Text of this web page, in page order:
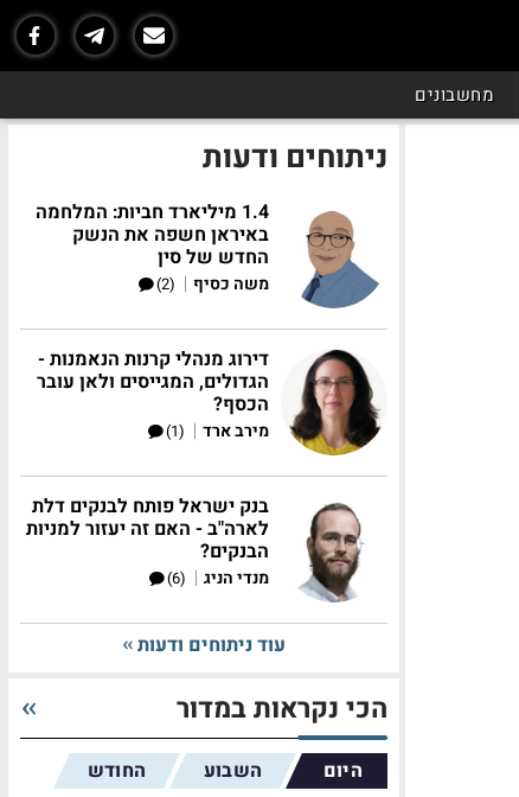
מחשבונים
ניתוחים ודעות
1.4 מיליארד חביות: המלחמה
באיראן חשפה את הנשק
החדש של סין
משה כסיף |
(2)
דירוג מנהלי קרנות הנאמנות -
הגדולים, המגייסים ולאן עובר
הכסף?
מירב ארד |
(1)
בנק ישראל פותח לבנקים דלת
לארה"ב - האם זה יעזור למניות
הבנקים?
מנדי הניג |
(6)
עוד ניתוחים ודעות
הכי נקראות במדור
היום השבוע החודש